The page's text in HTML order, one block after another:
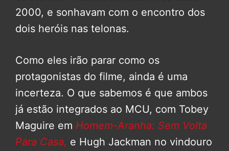
2000, e sonhavam com o encontro dos
dois heróis nas telonas.
Como eles irão parar como os
protagonistas do filme, ainda é uma
incerteza. O que sabemos é que ambos
já estão integrados ao MCU, com Tobey
Maguire em Homem-Aranha: Sem Volta
Para Casa, e Hugh Jackman no vindouro